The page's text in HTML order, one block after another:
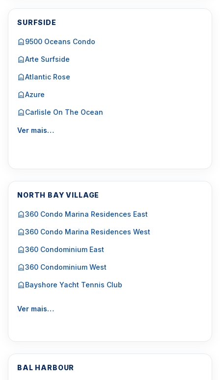
SURFSIDE
9500 Oceans Condo
Arte Surfside
Atlantic Rose
Azure
Carlisle On The Ocean
Ver mais…
NORTH BAY VILLAGE
360 Condo Marina Residences East
360 Condo Marina Residences West
360 Condominium East
360 Condominium West
Bayshore Yacht Tennis Club
Ver mais…
BAL HARBOUR